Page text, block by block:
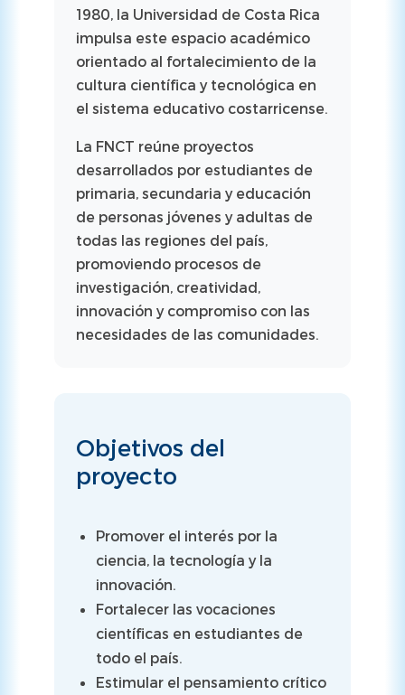
1980, la Universidad de Costa Rica
impulsa este espacio académico
orientado al fortalecimiento de la
cultura científica y tecnológica en
el sistema educativo costarricense.
La FNCT reúne proyectos
desarrollados por estudiantes de
primaria, secundaria y educación
de personas jóvenes y adultas de
todas las regiones del país,
promoviendo procesos de
investigación, creatividad,
innovación y compromiso con las
necesidades de las comunidades.
Objetivos del
proyecto
Promover el interés por la
ciencia, la tecnología y la
innovación.
Fortalecer las vocaciones
científicas en estudiantes de
todo el país.
Estimular el pensamiento crítico